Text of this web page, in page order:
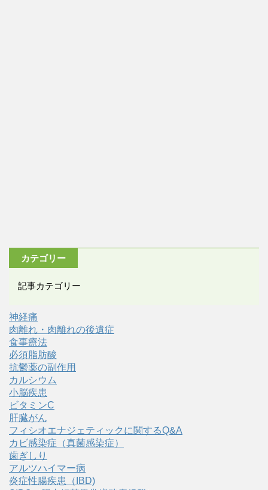
カテゴリー
記事カテゴリー
神経痛
肉離れ・肉離れの後遺症
食事療法
必須脂肪酸
抗鬱薬の副作用
カルシウム
小脳疾患
ビタミンC
肝臓がん
フィシオエナジェティックに関するQ&A
カビ感染症（真菌感染症）
歯ぎしり
アルツハイマー病
炎症性腸疾患（IBD)